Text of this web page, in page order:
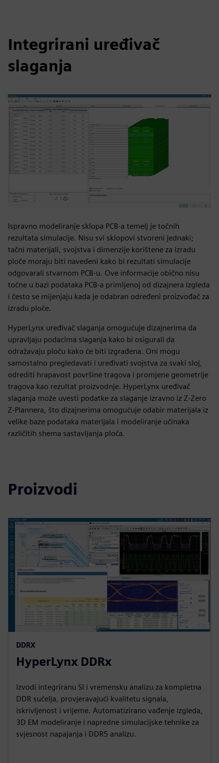
Integrirani uređivač
slaganja
Ispravno modeliranje sklopa PCB-a temelj je točnih
rezultata simulacije. Nisu svi sklopovi stvoreni jednaki;
tačni materijali, svojstva i dimenzije korištene za izradu
ploče moraju biti navedeni kako bi rezultati simulacije
odgovarali stvarnom PCB-u. Ove informacije obično nisu
točne u bazi podataka PCB-a primljenoj od dizajnera izgleda
i često se mijenjaju kada je odabran određeni proizvođač za
izradu ploče.
HyperLynx uređivač slaganja omogućuje dizajnerima da
upravljaju podacima slaganja kako bi osigurali da
odražavaju ploču kako će biti izgrađena. Oni mogu
samostalno pregledavati i uređivati svojstva za svaki sloj,
odrediti hrapavost površine tragova i promjene geometrije
tragova kao rezultat proizvodnje. HyperLynx uređivač
slaganja može uvesti podatke za slaganje izravno iz Z-Zero
Z-Plannera, što dizajnerima omogućuje odabir materijala iz
velike baze podataka materijala i modeliranje učinaka
različitih shema sastavljanja ploča.
Proizvodi
DDRX
HyperLynx DDRx
Izvodi integriranu SI i vremensku analizu za kompletna
DDR sučelja, provjeravajući kvalitetu signala,
iskrivljenost i vrijeme. Automatizirano vađenje izgleda,
3D EM modeliranje i napredne simulacijske tehnike za
svjesnost napajanja i DDR5 analizu.